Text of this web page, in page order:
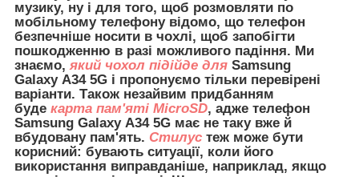
музику, ну і для того, щоб розмовляти по
мобільному телефону відомо, що телефон
безпечніше носити в чохлі, щоб запобігти
пошкодженню в разі можливого падіння. Ми
знаємо, який чохол підійде для Samsung
Galaxy A34 5G і пропонуємо тільки перевірені
варіанти. Також незайвим придбанням
буде карта пам'яті MicroSD, адже телефон
Samsung Galaxy A34 5G має не таку вже й
вбудовану пам'ять. Стилус теж може бути
корисний: бувають ситуації, коли його
використання виправданіше, наприклад, якщо